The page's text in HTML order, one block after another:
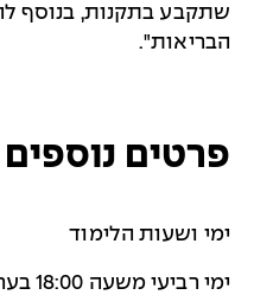
שתקבע בתקנות, בנוסף
הבריאות".
פרטים נוספים
ימי ושעות הלימוד
ימי רביעי משעה 18:00 בערב עד 21:15.